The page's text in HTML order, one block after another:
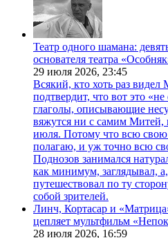
Театр одного шамана:
основателя театра
29 июля 2026, 23:45
Всякий, кто хоть раз
подтвердит, что вот это
глаголы, описывающие
вяжутся ни с самим Митей,
июля. Потому что всю свою
полагаю, и уж точно всю
Поднозов занимался
как минимум, заглядывал,
путешествовал по ту
собой зрителей.
Линч, Кортасар и
цепляет мультфильм
28 июля 2026, 16:59